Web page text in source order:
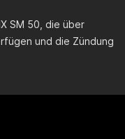
SM 50 , die über
und die Zündung